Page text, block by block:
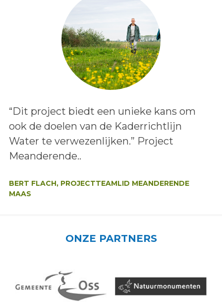
Lees het bericht:
“Dit project biedt een unieke kans om
ook de doelen van de Kaderrichtlijn
Water te verwezenlijken.” Project
Meanderende..
BERT FLACH, PROJECTTEAMLID MEANDERENDE
MAAS
ONZE PARTNERS